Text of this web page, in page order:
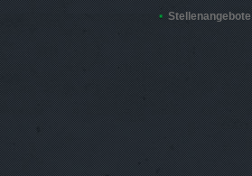
Stellenangebote